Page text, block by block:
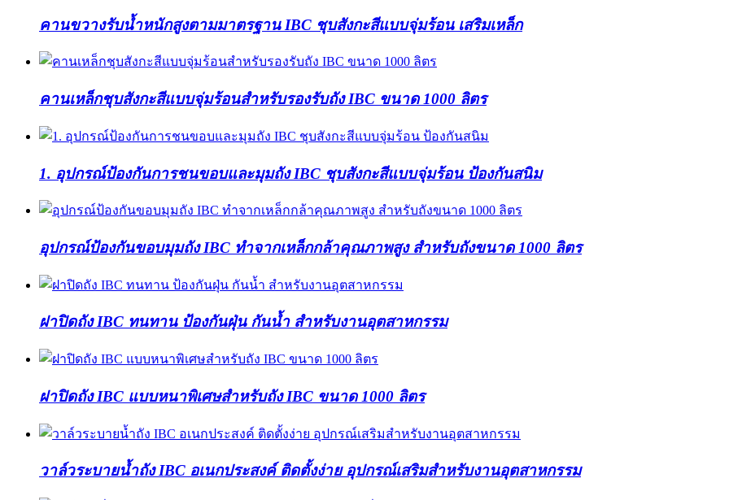
คานขวางรับน้ำหนักสูงตามมาตรฐาน IBC ชุบสังกะสีแบบจุ่มร้อน เสริมเหล็ก
คานเหล็กชุบสังกะสีแบบจุ่มร้อนสำหรับรองรับถัง IBC ขนาด 1000 ลิตร
1. อุปกรณ์ป้องกันการชนขอบและมุมถัง IBC ชุบสังกะสีแบบจุ่มร้อน ป้องกันสนิม
อุปกรณ์ป้องกันขอบมุมถัง IBC ทำจากเหล็กกล้าคุณภาพสูง สำหรับถังขนาด 1000 ลิตร
ฝาปิดถัง IBC ทนทาน ป้องกันฝุ่น กันน้ำ สำหรับงานอุตสาหกรรม
ฝาปิดถัง IBC แบบหนาพิเศษสำหรับถัง IBC ขนาด 1000 ลิตร
วาล์วระบายน้ำถัง IBC อเนกประสงค์ ติดตั้งง่าย อุปกรณ์เสริมสำหรับงานอุตสาหกรรม